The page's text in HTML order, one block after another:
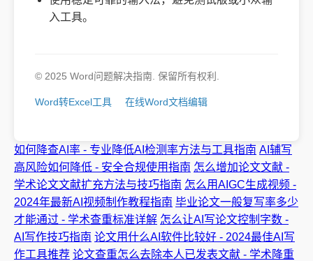
入工具。
© 2025 Word问题解决指南. 保留所有权利.
Word转Excel工具 在线Word文档编辑
如何降查AI率 - 专业降低AI检测率方法与工具指南 AI辅写
高风险如何降低 - 安全合规使用指南 怎么增加论文文献 -
学术论文文献扩充方法与技巧指南 怎么用AIGC生成视频 -
2024年最新AI视频制作教程指南 毕业论文一般复写率多少
才能通过 - 学术查重标准详解 怎么让AI写论文控制字数 -
AI写作技巧指南 论文用什么AI软件比较好 - 2024最佳AI写
作工具推荐 论文查重怎么去除本人已发表文献 - 学术降重